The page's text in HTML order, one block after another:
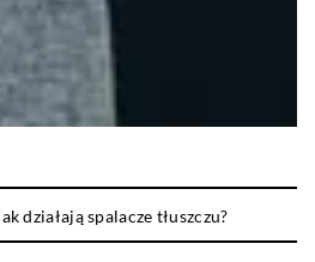
działają spalacze tłuszczu?